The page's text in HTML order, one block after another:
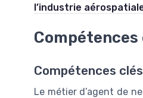
l’industrie
Compétences
Le métier d’agent de